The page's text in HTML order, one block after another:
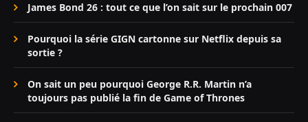
James Bond 26 : tout ce que l’on sait sur le prochain 007
Pourquoi la série GIGN cartonne sur Netflix depuis sa
sortie ?
On sait un peu pourquoi George R.R. Martin n’a
toujours pas publié la fin de Game of Thrones